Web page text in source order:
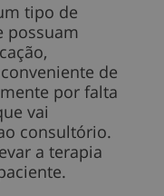
tipo de
possuam
de
por falta
vai
consultório.
a terapia